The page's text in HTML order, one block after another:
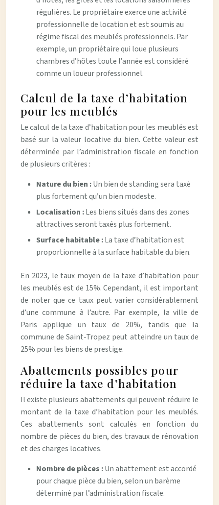
régulières. Le propriétaire exerce une activité
professionnelle de location et est soumis au
régime fiscal des meublés professionnels. Par
exemple, un propriétaire qui loue plusieurs
chambres d’hôtes toute l’année est considéré
comme un loueur professionnel.
Calcul de la taxe d’habitation
pour les meublés
Le calcul de la taxe d’habitation pour les meublés est
basé sur la valeur locative du bien. Cette valeur est
déterminée par l’administration fiscale en fonction
de plusieurs critères :
Nature du bien :Un bien de standing sera taxé
plus fortement qu’un bien modeste.
Localisation :Les biens situés dans des zones
attractives seront taxés plus fortement.
Surface habitable :La taxe d’habitation est
proportionnelle à la surface habitable du bien.
En 2023, le taux moyen de la taxe d’habitation pour
les meublés est de 15%. Cependant, il est important
de noter que ce taux peut varier considérablement
d’une commune à l’autre. Par exemple, la ville de
Paris applique un taux de 20%, tandis que la
commune de Saint-Tropez peut atteindre un taux de
25% pour les biens de prestige.
Abattements possibles pour
réduire la taxe d’habitation
Il existe plusieurs abattements qui peuvent réduire le
montant de la taxe d’habitation pour les meublés.
Ces abattements sont calculés en fonction du
nombre de pièces du bien, des travaux de rénovation
et des charges locatives.
Nombre de pièces :Un abattement est accordé
pour chaque pièce du bien, selon un barème
déterminé par l’administration fiscale.